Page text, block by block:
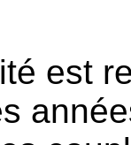
est